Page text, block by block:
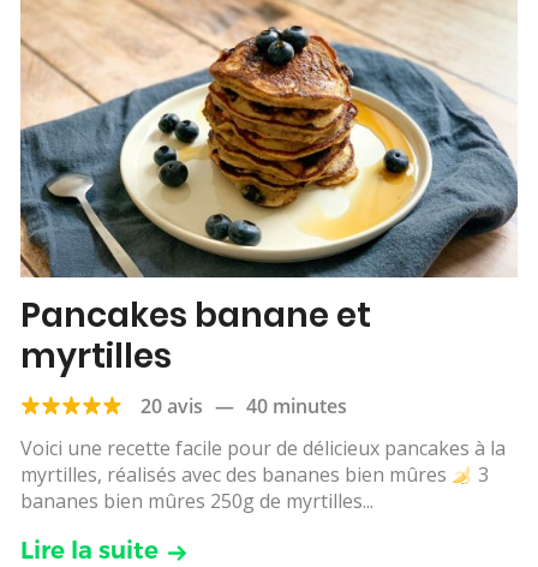
Pancakes banane et
myrtilles
20 avis — 40 minutes
Voici une recette facile pour de délicieux pancakes à la
myrtilles, réalisés avec des bananes bien mûres
3
bananes bien mûres 250g de myrtilles...
Lire la suite